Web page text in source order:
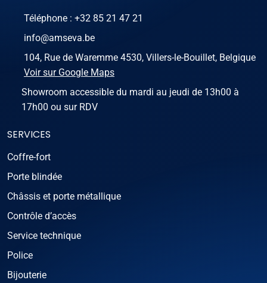
Téléphone : +32 85 21 47 21
info@amseva.be
104, Rue de Waremme 4530, Villers-le-Bouillet, Belgique
Voir sur Google Maps
Showroom accessible du mardi au jeudi de 13h00 à
17h00 ou sur RDV
SERVICES
Coffre-fort
Porte blindée
Châssis et porte métallique
Contrôle d’accès
Service technique
Police
Bijouterie